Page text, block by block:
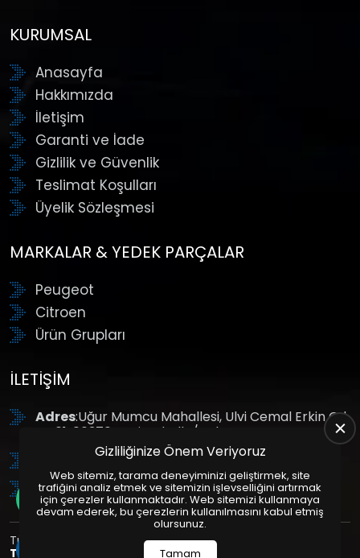
KURUMSAL
Anasayfa
Hakkımızda
İletişim
Garanti ve İade
Gizlilik ve Güvenlik
Teslimat Koşulları
Üyelik Sözleşmesi
MARKALAR & YEDEK PARÇALAR
Peugeot
Citroen
Ürün Grupları
İLETIŞIM
Adres:Uğur Mumcu Mahallesi, Ulvi Cemal Erkin Cd.
No:61, 06370 Yenimahalle/Ankara
: +90 (312) 354 8888
GSM: +90 (532) 343 4085
Tüm Hakları Saklıdır. | Bu site Us Yazılım
Tasarım
Paketleri ile Hazırlanmıştır. © 2025
Gizliliğinize Önem Veriyoruz
Web sitemiz, tarama deneyiminizi geliştirmek, site
trafiğini analiz etmek ve sitemizin işlevselliğini artırmak
için çerezler kullanmaktadır. Web sitemizi kullanmaya
devam ederek, bu çerezlerin kullanılmasını kabul etmiş
olursunuz.
Tamam